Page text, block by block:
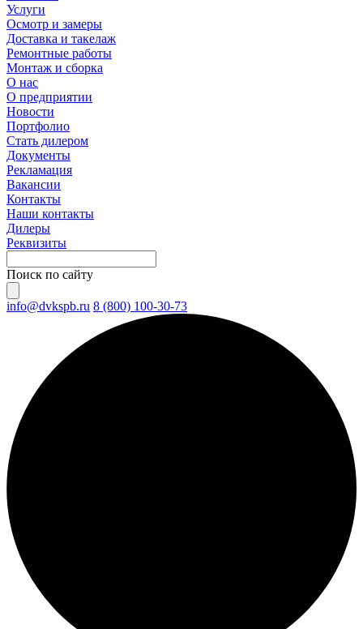
Услуги
Осмотр и замеры
Доставка и такелаж
Ремонтные работы
Монтаж и сборка
О нас
О предприятии
Новости
Портфолио
Стать дилером
Документы
Рекламация
Вакансии
Контакты
Наши контакты
Дилеры
Реквизиты
Поиск по сайту
info@dvkspb.ru 8 (800) 100-30-73